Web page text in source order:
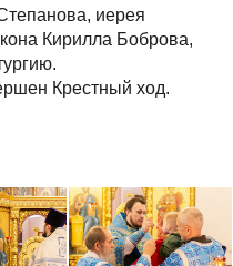
иерея
Кирилла Боброва,
Крестный ход.